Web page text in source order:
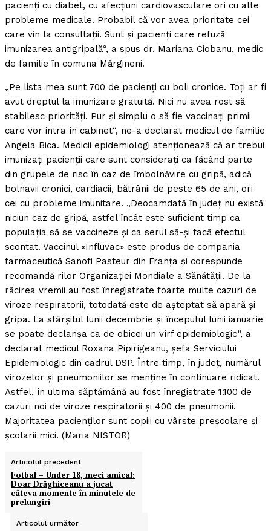
pacienţi cu diabet, cu afecţiuni cardiovasculare ori cu alte
probleme medicale. Probabil că vor avea prioritate cei
care vin la consultaţii. Sunt şi pacienţi care refuză
imunizarea antigripală“, a spus dr. Mariana Ciobanu, medic
de familie în comuna Mărgineni.
„Pe lista mea sunt 700 de pacienţi cu boli cronice. Toţi ar fi
avut dreptul la imunizare gratuită. Nici nu avea rost să
stabilesc priorităţi. Pur şi simplu o să fie vaccinaţi primii
care vor intra în cabinet“, ne-a declarat medicul de familie
Angela Bica. Medicii epidemiologi atenţionează că ar trebui
imunizaţi pacienţii care sunt consideraţi ca făcând parte
din grupele de risc în caz de îmbolnăvire cu gripă, adică
bolnavii cronici, cardiacii, bătrânii de peste 65 de ani, ori
cei cu probleme imunitare. „Deocamdată în judeţ nu există
niciun caz de gripă, astfel încât este suficient timp ca
populaţia să se vaccineze şi ca serul să-şi facă efectul
scontat. Vaccinul «Influvac» este produs de compania
farmaceutică Sanofi Pasteur din Franţa şi corespunde
recomandă rilor Organizaţiei Mondiale a Sănătăţii. De la
răcirea vremii au fost înregistrate foarte multe cazuri de
viroze respiratorii, totodată este de aşteptat să apară şi
gripa. La sfârşitul lunii decembrie şi începutul lunii ianuarie
se poate declanşa ca de obicei un vîrf epidemiologic“, a
declarat medicul Roxana Pipirigeanu, şefa Serviciului
Epidemiologic din cadrul DSP. Între timp, în judeţ, numărul
virozelor şi pneumoniilor se menţine în continuare ridicat.
Astfel, în ultima săptămână au fost înregistrate 1.100 de
cazuri noi de viroze respiratorii şi 400 de pneumonii.
Majoritatea pacienţilor sunt copiii cu vârste preşcolare şi
şcolarii mici. (Maria NISTOR)
Articolul precedent
Fotbal – Under 18, meci amical:
Doar Drăghiceanu a jucat
câteva momente în minutele de
prelungiri
Articolul următor